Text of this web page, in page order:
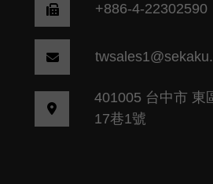
+886-4-22302590
401005 台中市 東
17巷1號